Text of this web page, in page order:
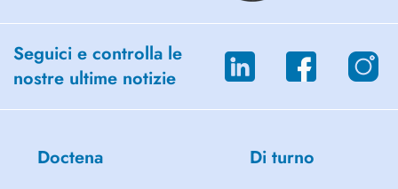
Seguici e controlla le
nostre ultime notizie
Doctena Di turno